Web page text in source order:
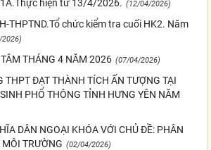
hiện từ 13/4/2026. (12/04/2026)
THPTND.Tổ chức kiểm tra cuối HK2. Năm
THÁNG 4 NĂM 2026 (07/04/2026)
THPT ĐẠT THÀNH TÍCH ẤN TƯỢNG TẠI
PHỔ THÔNG TỈNH HƯNG YÊN NĂM
DÂN NGOẠI KHÓA VỚI CHỦ ĐỀ: PHÂN
TRƯỜNG (02/04/2026)